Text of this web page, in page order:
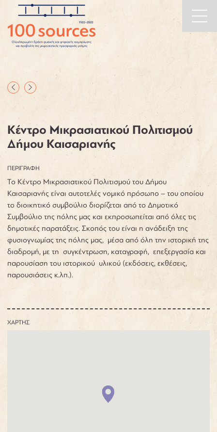
Skip to content
Main
Navigation
Κέντρο Μικρασιατικού Πολιτισμού
Δήμου Καισαριανής
ΠΕΡΙΓΡΑΦΗ
Το Κέντρο Μικρασιατικού Πολιτισμού του Δήμου
Καισαριανής είναι αυτοτελές νομικό πρόσωπο – του οποίου
το διοικητικό συμβούλιο διορίζεται από το Δημοτικό
Συμβούλιο της πόλης μας και εκπροσωπείται από όλες τις
δημοτικές παρατάξεις. Σκοπός του είναι η ανάδειξη της
φυσιογνωμίας της πόλης μας, μέσα από όλη την ιστορική της
διαδρομή, με τη συγκέντρωση, καταγραφή, επεξεργασία και
παρουσίαση του ιστορικού υλικού (εκδόσεις, εκθέσεις,
παρουσιάσεις κ.λπ.).
ΧΑΡΤΗΣ